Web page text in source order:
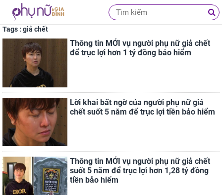
Tags : giả chết
Thông tin MỚI vụ người phụ nữ giả chết
để trục lợi hơn 1 tỷ đồng bảo hiểm
Lời khai bất ngờ của người phụ nữ giả
chết suốt 5 năm để trục lợi tiền bảo hiểm
Thông tin MỚI vụ người phụ nữ giả chết
suốt 5 năm để trục lợi hơn 1,28 tỷ đồng
tiền bảo hiểm